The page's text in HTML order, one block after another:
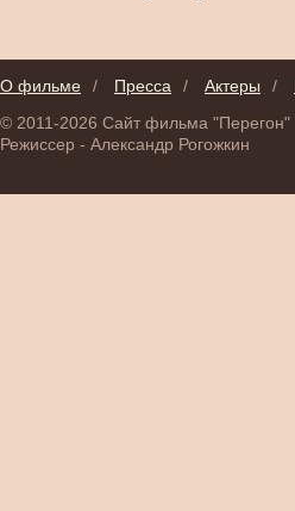
О фильме / Пресса / Актеры /
© 2011-2026 Сайт фильма "Перегон"
Режиссер - Александр Рогожкин